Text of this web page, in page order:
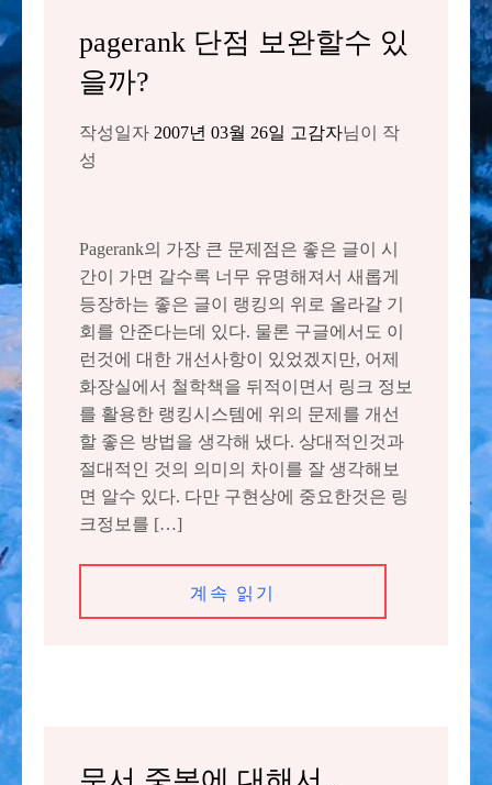
pagerank 단점 보완할수 있
을까?
작성일자 2007년 03월 26일 고감자님이 작
성
Pagerank의 가장 큰 문제점은 좋은 글이 시
간이 가면 갈수록 너무 유명해져서 새롭게
등장하는 좋은 글이 랭킹의 위로 올라갈 기
회를 안준다는데 있다. 물론 구글에서도 이
런것에 대한 개선사항이 있었겠지만, 어제
화장실에서 철학책을 뒤적이면서 링크 정보
를 활용한 랭킹시스템에 위의 문제를 개선
할 좋은 방법을 생각해 냈다. 상대적인것과
절대적인 것의 의미의 차이를 잘 생각해보
면 알수 있다. 다만 구현상에 중요한것은 링
크정보를 […]
계속 읽기